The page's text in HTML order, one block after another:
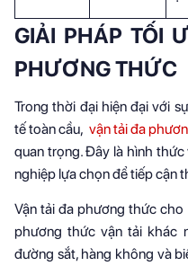
GIẢI PHÁP TỐI
PHƯƠNG THỨC
Trong thời đại hiện đại với
tế toàn cầu, vận tải đa
quan trọng. Đây là hình
nghiệp lựa chọn để tiếp cận
Vận tải đa phương thức
phương thức vận tải khác
đường sắt, hàng không và